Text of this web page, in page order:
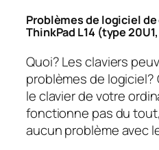
Problèmes de logiciel
ThinkPad L14 (type
Quoi? Les claviers
problèmes de logiciel?
le clavier de votre
fonctionne pas du
aucun problème avec